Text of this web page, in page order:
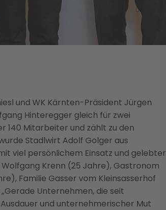
und WK Kärnten-Präsident Jürgen
Hinteregger gleich für zwei
140 Mitarbeiter und zählt zu den
Stadlwirt Adolf Golger aus
viel persönlichem Einsatz und gelebter
Krenn (25 Jahre), Gastronom
Familie Gasser vom Kleinsasserhof
Unternehmen, die seit
und unternehmerischer Mut